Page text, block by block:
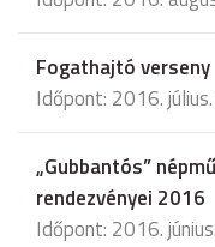
Fogathajtó verseny
Időpont: 2016.
„Gubbantós”
rendezvényei 2016
Időpont: 2016.